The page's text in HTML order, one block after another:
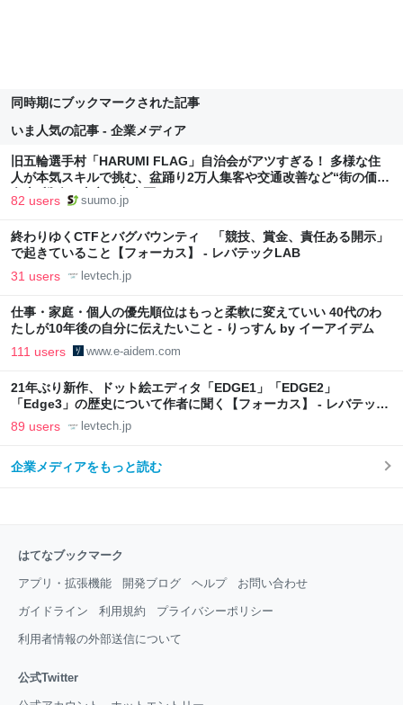
同時期にブックマークされた記事
いま人気の記事 - 企業メディア
旧五輪選手村「HARUMI FLAG」自治会がアツすぎる！ 多様な住
人が本気スキルで挑む、盆踊り2万人集客や交通改善など“街の価値
向上”戦略 東京・中央区
82 users suumo.jp
終わりゆくCTFとバグバウンティ 「競技、賞金、責任ある開示」
で起きていること【フォーカス】 - レバテックLAB
31 users levtech.jp
仕事・家庭・個人の優先順位はもっと柔軟に変えていい 40代のわ
たしが10年後の自分に伝えたいこと - りっすん by イーアイデム
111 users www.e-aidem.com
21年ぶり新作、ドット絵エディタ「EDGE1」「EDGE2」
「Edge3」の歴史について作者に聞く【フォーカス】 - レバテック
LAB
89 users levtech.jp
企業メディアをもっと読む
はてなブックマーク
アプリ・拡張機能 開発ブログ ヘルプ お問い合わせ
ガイドライン 利用規約 プライバシーポリシー
利用者情報の外部送信について
公式Twitter